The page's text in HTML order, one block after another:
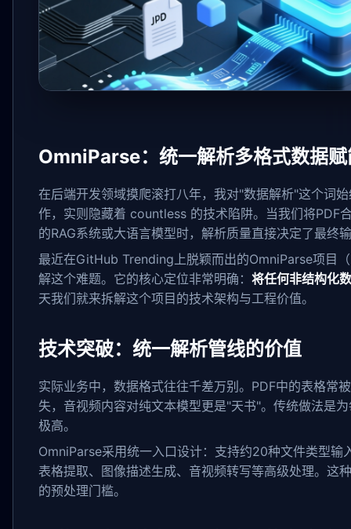
OmniParse：统一解析多格式数据
在后端开发领域摸爬滚打八年，我对"数据解析"这个词
作，实则隐藏着 countless 的技术陷阱。当我们将PDF
的RAG系统或大语言模型时，解析质量直接决定了最
最近在GitHub Trending上脱颖而出的OmniParse项目
解这个难题。它的核心定位非常明确： 将任何非结构化
天我们就来拆解这个项目的技术架构与工程价值。
技术突破：统一解析管线的价值
实际业务中，数据格式往往千差万别。PDF中的表格常
失，音视频内容对纯文本模型更是"天书"。传统做法是
极高。
OmniParse采用统一入口设计：支持约20种文件类型
表格提取、图像描述生成、音视频转写等高级处理。这
的预处理门槛。